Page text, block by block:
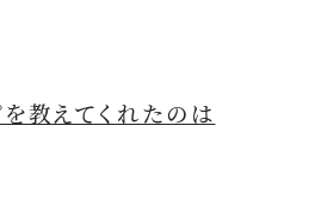
を教えてくれたのは